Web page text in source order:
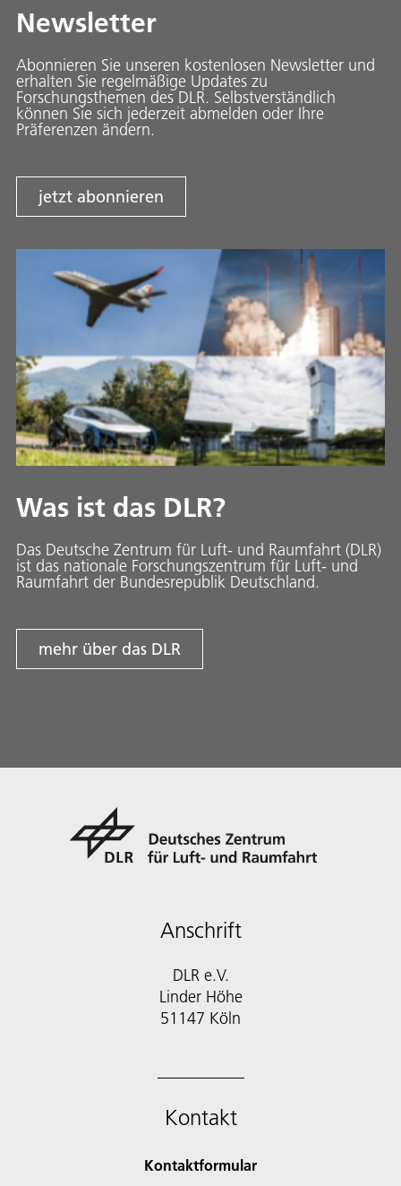
Newsletter
Abonnieren Sie unseren kostenlosen Newsletter und
erhalten Sie regelmäßige Updates zu
Forschungsthemen des DLR. Selbstverständlich
können Sie sich jederzeit abmelden oder Ihre
Präferenzen ändern.
jetzt abonnieren
Was ist das DLR?
Das Deutsche Zentrum für Luft- und Raumfahrt (DLR)
ist das nationale Forschungszentrum für Luft- und
Raumfahrt der Bundesrepublik Deutschland.
mehr über das DLR
Anschrift
DLR e.V.
Linder Höhe
51147 Köln
Kontakt
Kontaktformular